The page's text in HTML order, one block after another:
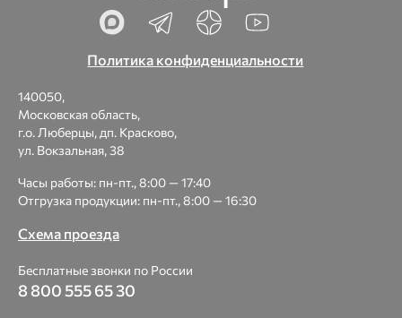
Политика конфиденциальности
140050,
Московская область,
г.о. Люберцы, дп. Красково,
ул. Вокзальная, 38
Часы работы: пн-пт., 8:00 — 17:40
Отгрузка продукции: пн-пт., 8:00 — 16:30
Схема проезда
Бесплатные звонки по России
8 800 555 65 30